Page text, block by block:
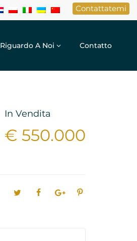
Contattatemi
Riguardo A Noi Contatto
In Vendita
€ 550.000